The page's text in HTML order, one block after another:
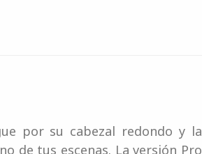
por su cabezal redondo y la
de tus escenas. La versión Pro